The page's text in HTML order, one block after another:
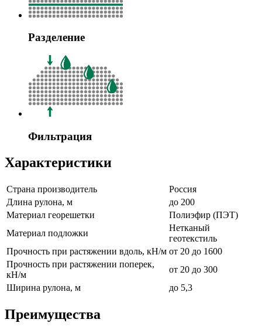
Разделение
Фильтрация
Характеристики
Страна производитель
Россия
Длина рулона, м
до 200
Материал георешетки
Полиэфир (ПЭТ)
Материал подложки
Нетканый
геотекстиль
Прочность при растяжении вдоль, кН/м от 20 до 1600
Прочность при растяжении поперек,
кН/м
от 20 до 300
Ширина рулона, м
до 5,3
Преимущества